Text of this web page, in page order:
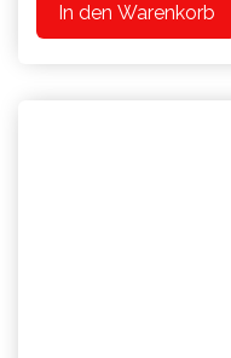
In den Warenkorb